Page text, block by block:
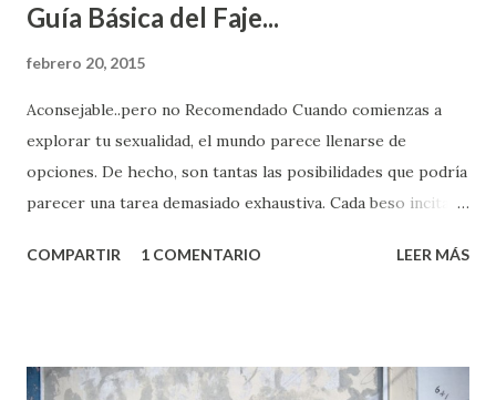
Guía Básica del Faje...
febrero 20, 2015
Aconsejable..pero no Recomendado Cuando comienzas a
explorar tu sexualidad, el mundo parece llenarse de
opciones. De hecho, son tantas las posibilidades que podría
parecer una tarea demasiado exhaustiva. Cada beso incita
partes de ti que jamás hubieras imaginado. El problema es
conoces ni la mitad de lo que deberías saber. Pero incluso
COMPARTIR 1 COMENTARIO LEER MÁS